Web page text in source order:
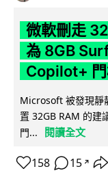
微軟刪走
為 8GB
Copilot+ 門
Microsoft 被發現靜
置 32GB RAM 的建
門...
閱讀全文
158 15 ↗